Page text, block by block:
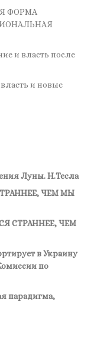
ФОРМА
и власть после
и новые
Луны. Н.Тесла
ЧЕМ МЫ
СТРАННЕЕ, ЧЕМ
в Украину
по
парадигма,